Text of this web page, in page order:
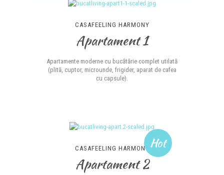
CASAFEELING HARMONY
Apartament 1
Apartamente moderne cu bucătărie complet utilată
(plită, cuptor, microunde, frigider, aparat de cafea
cu capsule).
Hot
CASAFEELING HARMONY
Apartament 2